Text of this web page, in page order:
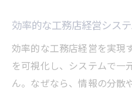
効率的な工務店経営シス
効率的な工務店経営を実現
を可視化し、システムで一
ん。なぜなら、情報の分散